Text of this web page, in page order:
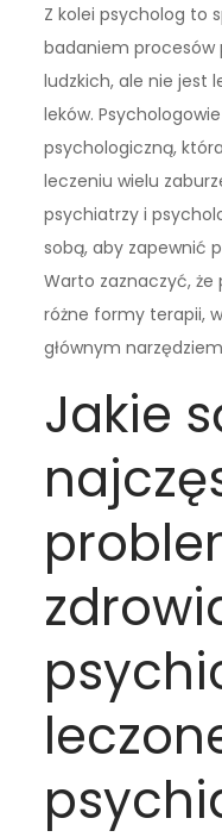
Z kolei psycholog to
badaniem procesów
ludzkich, ale nie jest
leków.
psychologiczną,
leczeniu wielu
psychiatrzy i
sobą, aby zapewnić
Warto zaznaczyć,
różne formy terapii,
głównym
Jakie